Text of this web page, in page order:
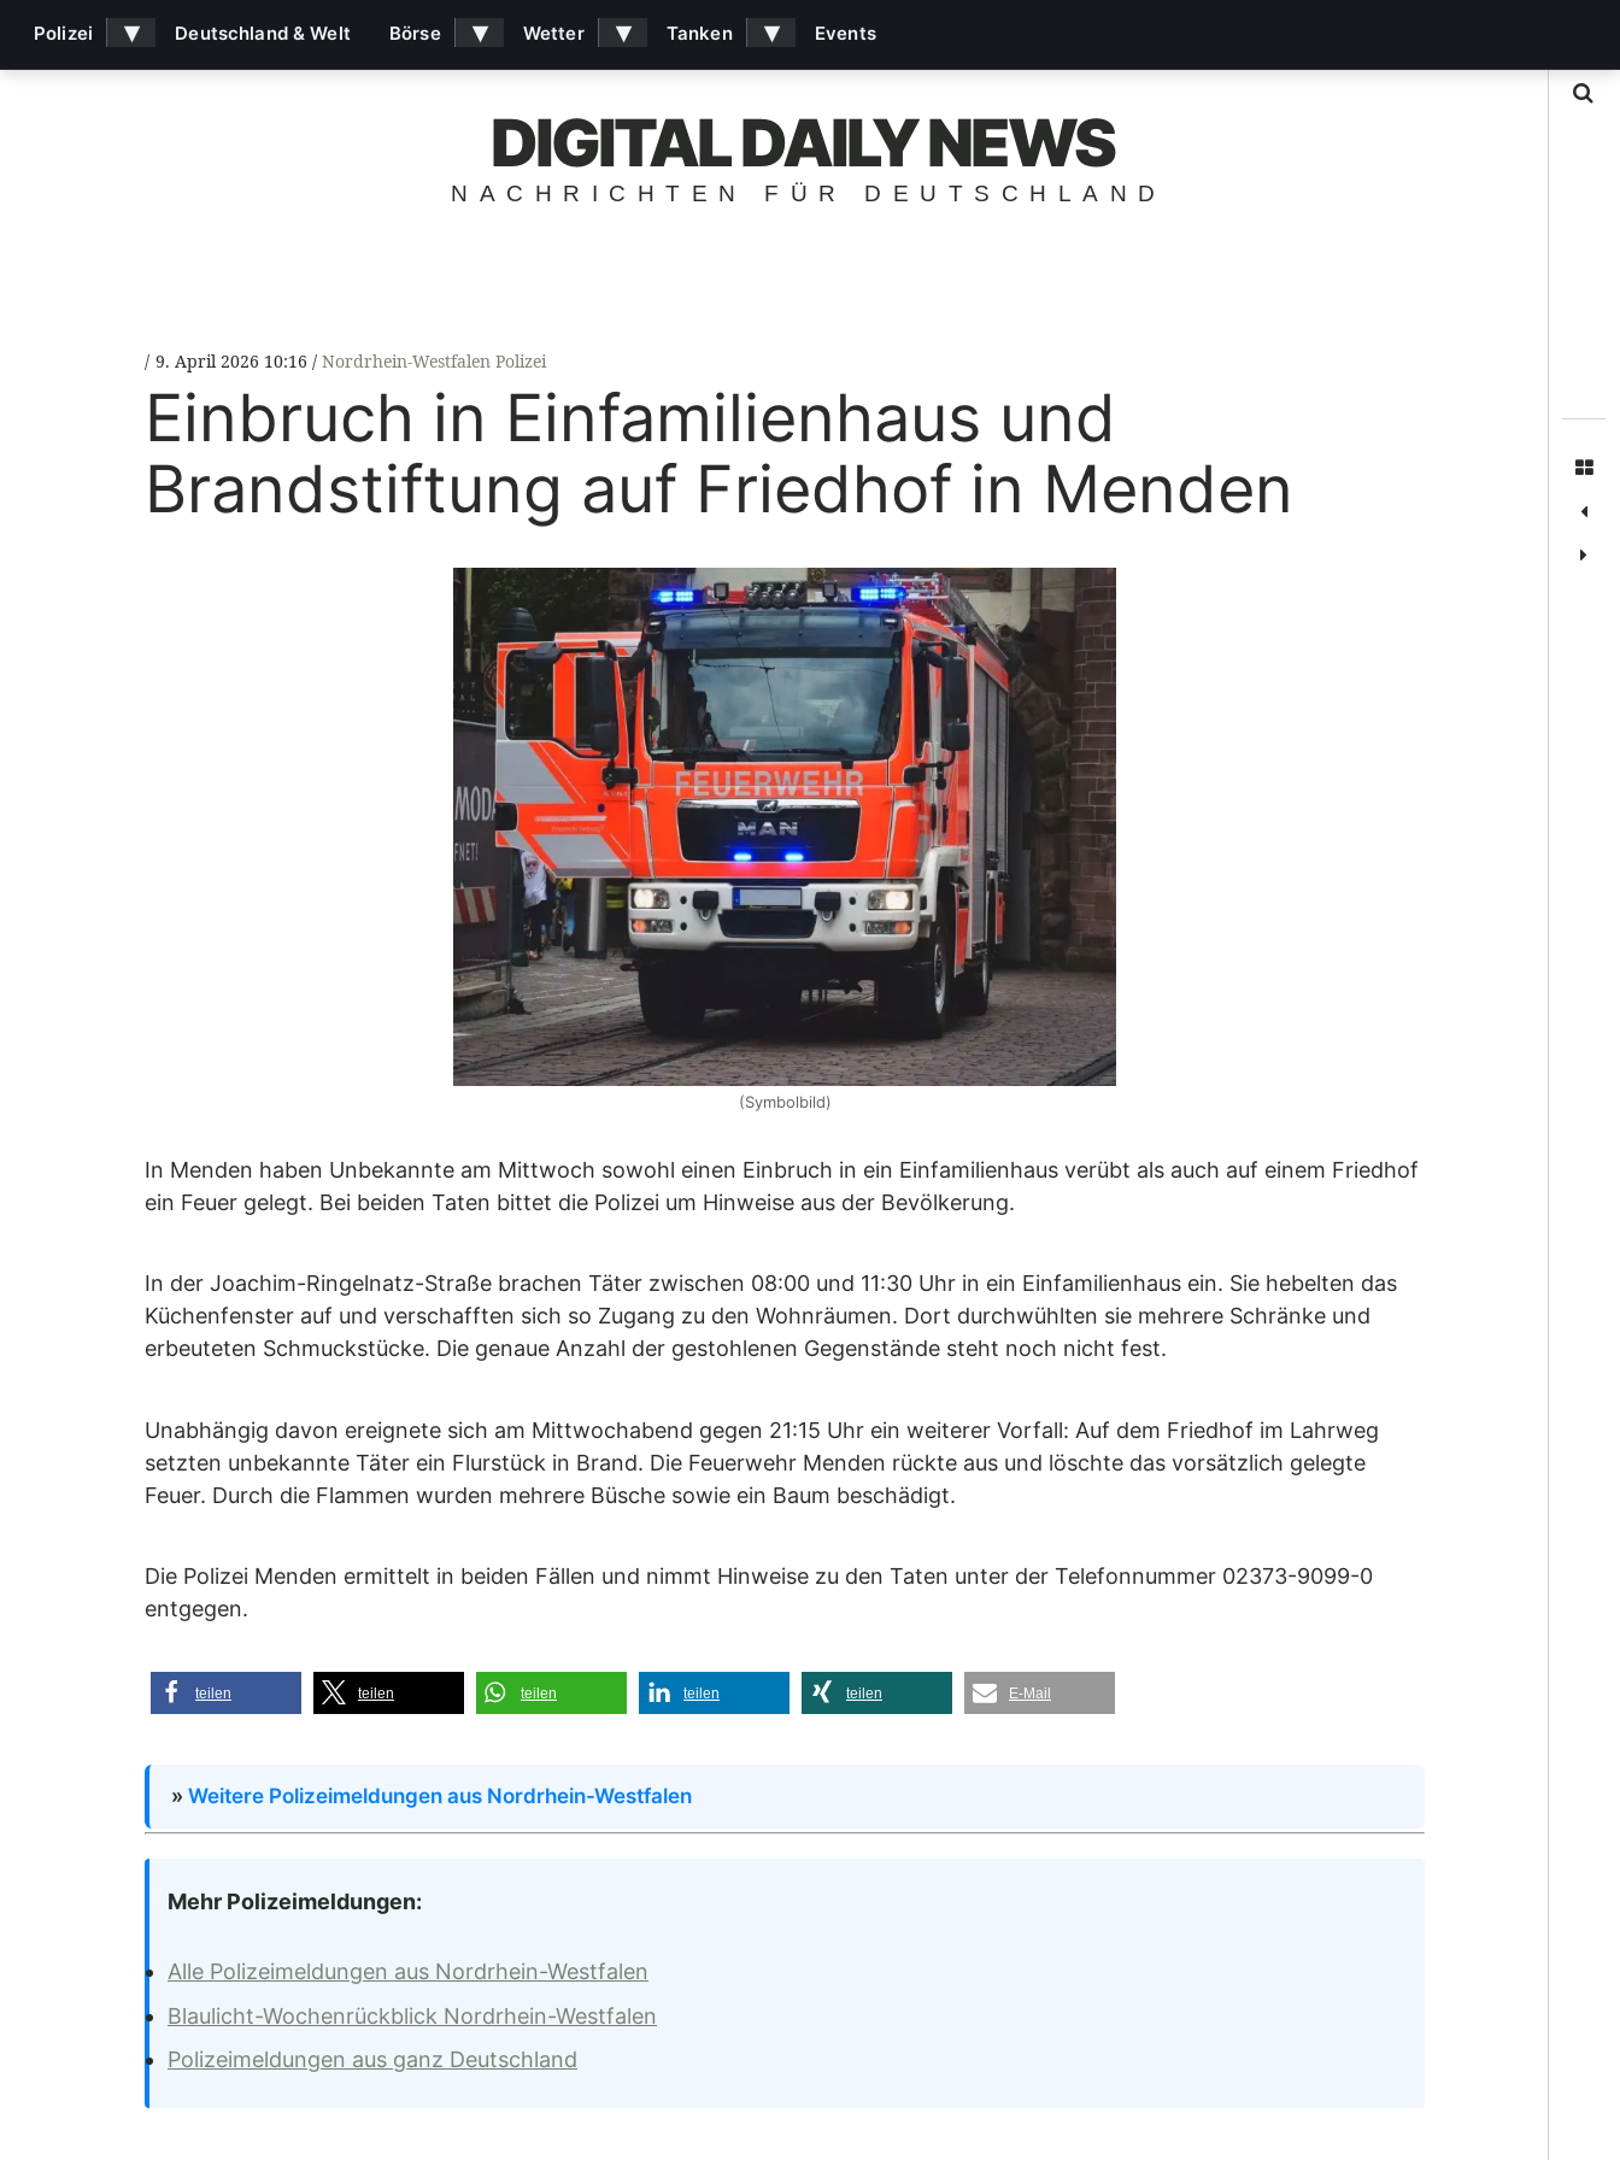
DIGITAL DAILY NEWS
NACHRICHTEN FÜR DEUTSCHLAND
9. April 2026 10:16 Nordrhein-Westfalen Polizei
Einbruch in Einfamilienhaus und
Brandstiftung auf Friedhof in Menden
(Symbolbild)
In Menden haben Unbekannte am Mittwoch sowohl einen Einbruch in ein Einfamilienhaus verübt als auch auf einem Friedhof
ein Feuer gelegt. Bei beiden Taten bittet die Polizei um Hinweise aus der Bevölkerung.
In der Joachim-Ringelnatz-Straße brachen Täter zwischen 08:00 und 11:30 Uhr in ein Einfamilienhaus ein. Sie hebelten das
Küchenfenster auf und verschafften sich so Zugang zu den Wohnräumen. Dort durchwühlten sie mehrere Schränke und
erbeuteten Schmuckstücke. Die genaue Anzahl der gestohlenen Gegenstände steht noch nicht fest.
Unabhängig davon ereignete sich am Mittwochabend gegen 21:15 Uhr ein weiterer Vorfall: Auf dem Friedhof im Lahrweg
setzten unbekannte Täter ein Flurstück in Brand. Die Feuerwehr Menden rückte aus und löschte das vorsätzlich gelegte
Feuer. Durch die Flammen wurden mehrere Büsche sowie ein Baum beschädigt.
Die Polizei Menden ermittelt in beiden Fällen und nimmt Hinweise zu den Taten unter der Telefonnummer 02373-9099-0
entgegen.
teilen teilen teilen teilen teilen E-Mail
» Weitere Polizeimeldungen aus Nordrhein-Westfalen
Mehr Polizeimeldungen:
Alle Polizeimeldungen aus Nordrhein-Westfalen
Blaulicht-Wochenrückblick Nordrhein-Westfalen
Polizeimeldungen aus ganz Deutschland
Polizei ▾ Deutschland & Welt Börse ▾ Wetter ▾ Tanken ▾ Events